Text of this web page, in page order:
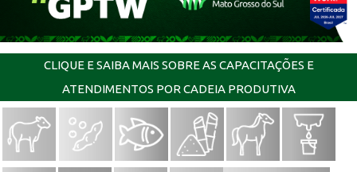
CLIQUE E SAIBA MAIS SOBRE AS CAPACITAÇÕES E
ATENDIMENTOS POR CADEIA PRODUTIVA